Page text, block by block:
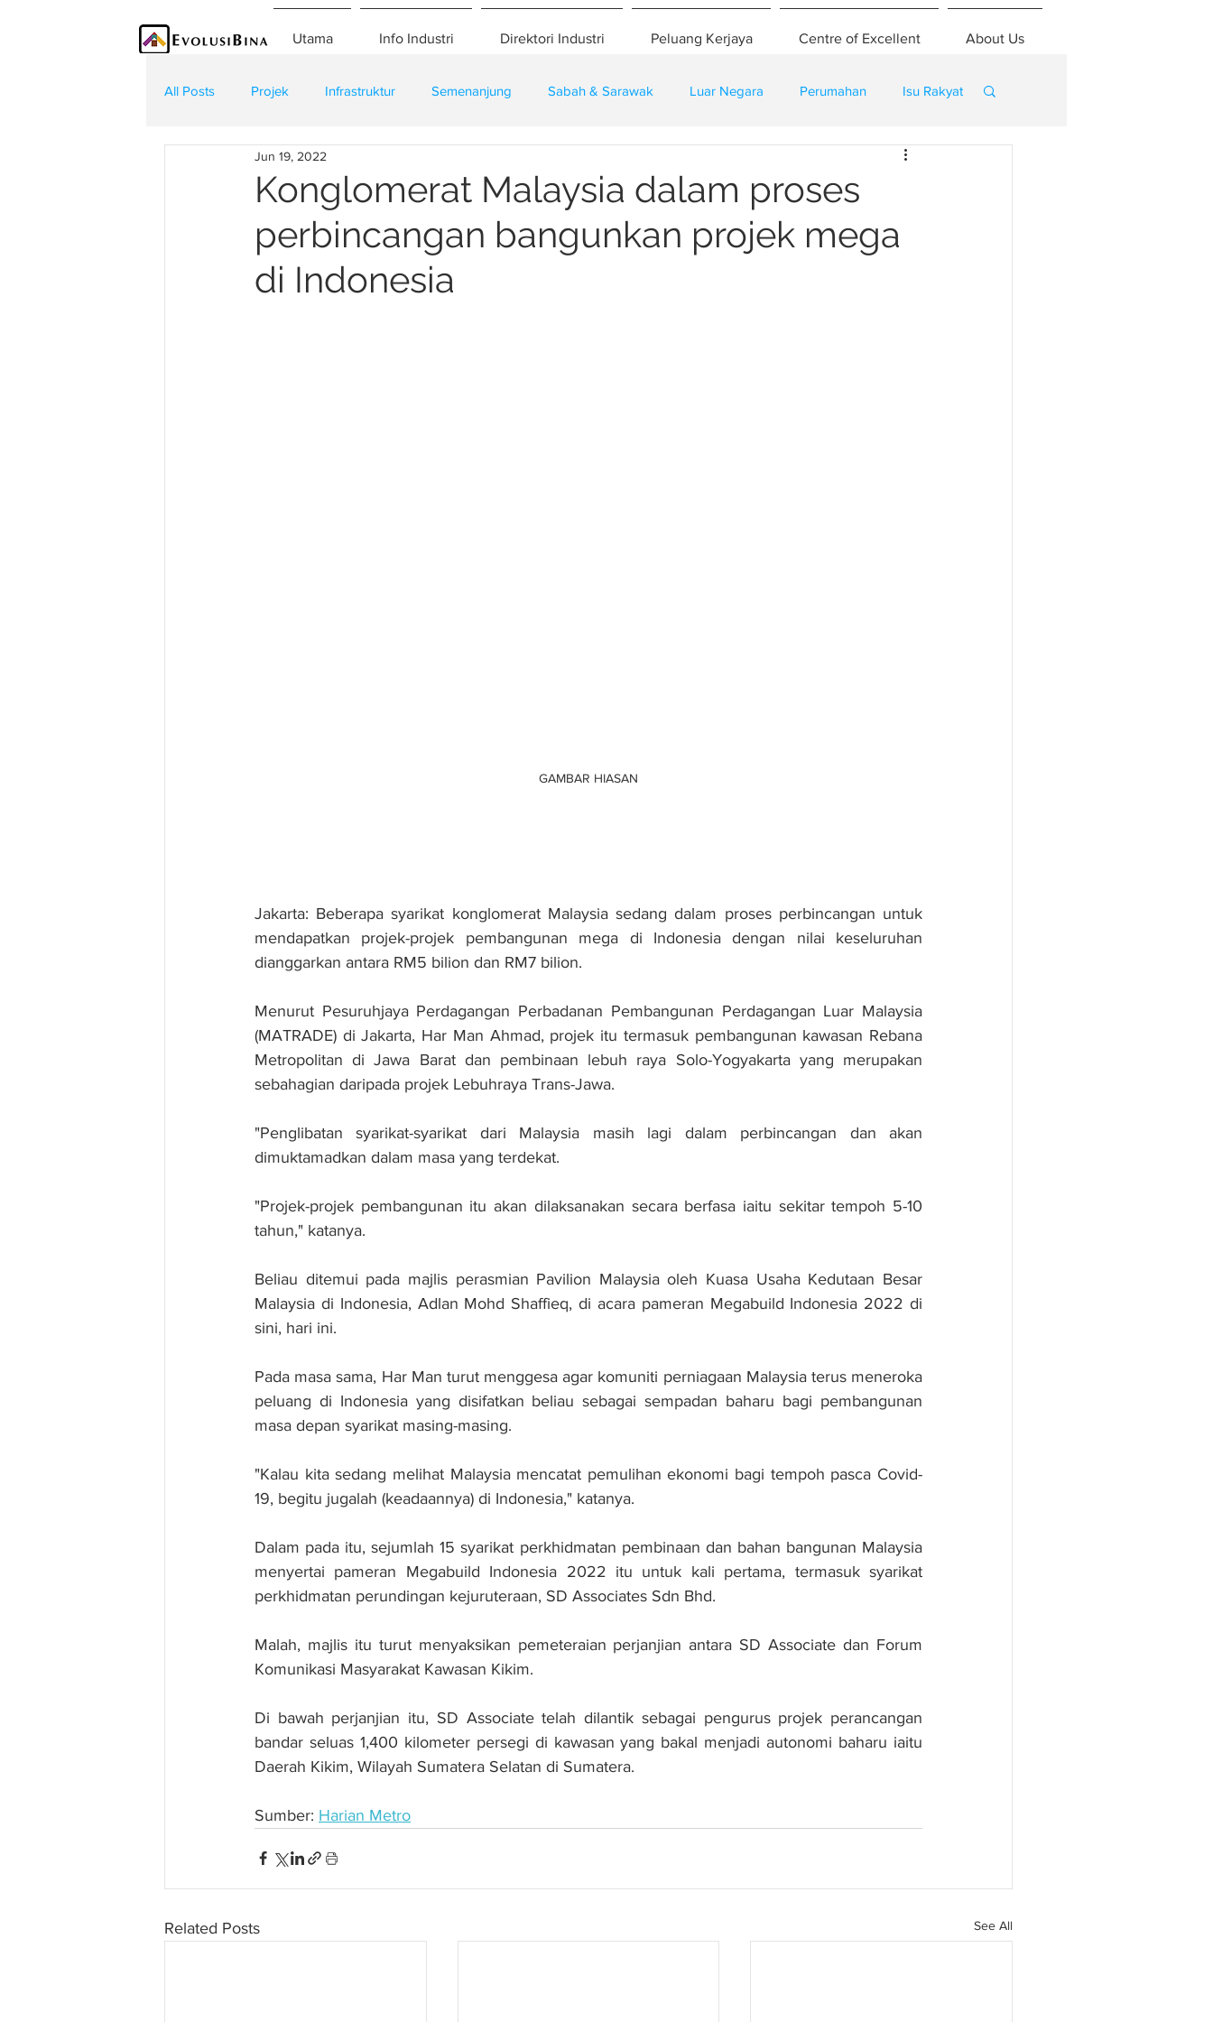
Utama Info Industri Direktori Industri Peluang Kerjaya Centre of Excellent About Us
All Posts Projek Infrastruktur Semenanjung Sabah & Sarawak Luar Negara Perumahan Isu Rakyat
Teknologi Kontraktor
Konglomerat Malaysia dalam proses
perbincangan bangunkan projek mega
di Indonesia
Jun 19, 2022
GAMBAR HIASAN
Jakarta: Beberapa syarikat konglomerat Malaysia sedang dalam proses perbincangan untuk
mendapatkan projek-projek pembangunan mega di Indonesia dengan nilai keseluruhan
dianggarkan antara RM5 bilion dan RM7 bilion.
Menurut Pesuruhjaya Perdagangan Perbadanan Pembangunan Perdagangan Luar Malaysia
(MATRADE) di Jakarta, Har Man Ahmad, projek itu termasuk pembangunan kawasan Rebana
Metropolitan di Jawa Barat dan pembinaan lebuh raya Solo-Yogyakarta yang merupakan
sebahagian daripada projek Lebuhraya Trans-Jawa.
"Penglibatan syarikat-syarikat dari Malaysia masih lagi dalam perbincangan dan akan
dimuktamadkan dalam masa yang terdekat.
"Projek-projek pembangunan itu akan dilaksanakan secara berfasa iaitu sekitar tempoh 5-10
tahun," katanya.
Beliau ditemui pada majlis perasmian Pavilion Malaysia oleh Kuasa Usaha Kedutaan Besar
Malaysia di Indonesia, Adlan Mohd Shaffieq, di acara pameran Megabuild Indonesia 2022 di
sini, hari ini.
Pada masa sama, Har Man turut menggesa agar komuniti perniagaan Malaysia terus meneroka
peluang di Indonesia yang disifatkan beliau sebagai sempadan baharu bagi pembangunan
masa depan syarikat masing-masing.
"Kalau kita sedang melihat Malaysia mencatat pemulihan ekonomi bagi tempoh pasca Covid-
19, begitu jugalah (keadaannya) di Indonesia," katanya.
Dalam pada itu, sejumlah 15 syarikat perkhidmatan pembinaan dan bahan bangunan Malaysia
menyertai pameran Megabuild Indonesia 2022 itu untuk kali pertama, termasuk syarikat
perkhidmatan perundingan kejuruteraan, SD Associates Sdn Bhd.
Malah, majlis itu turut menyaksikan pemeteraian perjanjian antara SD Associate dan Forum
Komunikasi Masyarakat Kawasan Kikim.
Di bawah perjanjian itu, SD Associate telah dilantik sebagai pengurus projek perancangan
bandar seluas 1,400 kilometer persegi di kawasan yang bakal menjadi autonomi baharu iaitu
Daerah Kikim, Wilayah Sumatera Selatan di Sumatera.
Sumber: Harian Metro
Related Posts See All